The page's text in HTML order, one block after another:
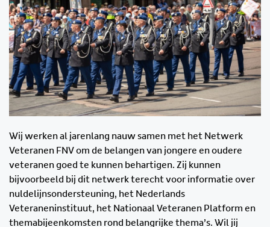
Wij werken al jarenlang nauw samen met het Netwerk
Veteranen FNV om de belangen van jongere en oudere
veteranen goed te kunnen behartigen. Zij kunnen
bijvoorbeeld bij dit netwerk terecht voor informatie over
nuldelijnsondersteuning, het Nederlands
Veteraneninstituut, het Nationaal Veteranen Platform en
themabijeenkomsten rond belangrijke thema’s. Wil jij